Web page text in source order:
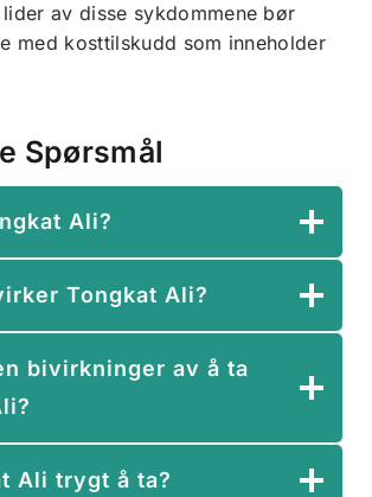
av disse sykdommene bør
med kosttilskudd som inneholder
Spørsmål
Ali?
Tongkat Ali?
bivirkninger av å ta
Ali trygt å ta?